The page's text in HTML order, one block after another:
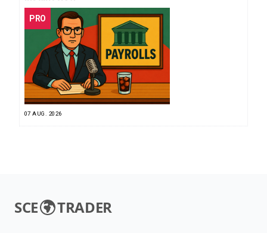
PRO
07 AUG. 2026
SCE TRADER